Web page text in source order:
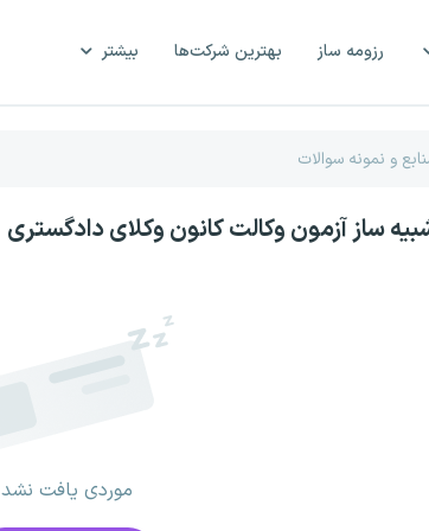
رزومه ساز بهترین شرکت‌ها بیشتر
ساز آزمون وکالت کانون وکلای دادگستری
موردی یافت نشد